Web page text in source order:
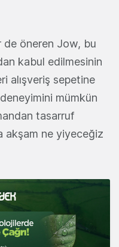
de öneren Jow, bu
kabul edilmesinin
alışveriş sepetine
mümkün
tasarruf
akşam ne yiyeceğiz